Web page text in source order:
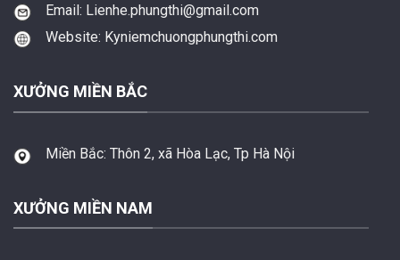
Email: Lienhe.phungthi@gmail.com
Website: Kyniemchuongphungthi.com
XƯỞNG MIỀN BẮC
Miền Bắc: Thôn 2, xã Hòa Lạc, Tp Hà Nội
XƯỞNG MIỀN NAM